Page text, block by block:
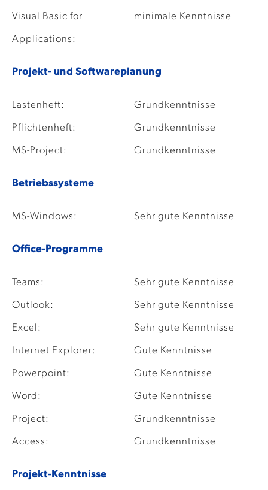
Visual Basic for
Applications:
minimale Kenntnisse
Projekt- und Softwareplanung
Lastenheft: Grundkenntnisse
Pflichtenheft: Grundkenntnisse
MS-Project: Grundkenntnisse
Betriebssysteme
MS-Windows: Sehr gute Kenntnisse
Office-Programme
Teams: Sehr gute Kenntnisse
Outlook: Sehr gute Kenntnisse
Excel: Sehr gute Kenntnisse
Internet Explorer: Gute Kenntnisse
Powerpoint: Gute Kenntnisse
Word: Gute Kenntnisse
Project: Grundkenntnisse
Access: Grundkenntnisse
Projekt-Kenntnisse